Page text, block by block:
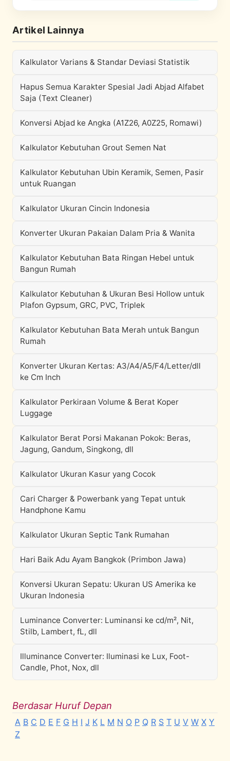
Artikel Lainnya
Kalkulator Varians & Standar Deviasi Statistik
Hapus Semua Karakter Spesial Jadi Abjad Alfabet
Saja (Text Cleaner)
Konversi Abjad ke Angka (A1Z26, A0Z25, Romawi)
Kalkulator Kebutuhan Grout Semen Nat
Kalkulator Kebutuhan Ubin Keramik, Semen, Pasir
untuk Ruangan
Kalkulator Ukuran Cincin Indonesia
Konverter Ukuran Pakaian Dalam Pria & Wanita
Kalkulator Kebutuhan Bata Ringan Hebel untuk
Bangun Rumah
Kalkulator Kebutuhan & Ukuran Besi Hollow untuk
Plafon Gypsum, GRC, PVC, Triplek
Kalkulator Kebutuhan Bata Merah untuk Bangun
Rumah
Konverter Ukuran Kertas: A3/A4/A5/F4/Letter/dll
ke Cm Inch
Kalkulator Perkiraan Volume & Berat Koper
Luggage
Kalkulator Berat Porsi Makanan Pokok: Beras,
Jagung, Gandum, Singkong, dll
Kalkulator Ukuran Kasur yang Cocok
Cari Charger & Powerbank yang Tepat untuk
Handphone Kamu
Kalkulator Ukuran Septic Tank Rumahan
Hari Baik Adu Ayam Bangkok (Primbon Jawa)
Konversi Ukuran Sepatu: Ukuran US Amerika ke
Ukuran Indonesia
Luminance Converter: Luminansi ke cd/m², Nit,
Stilb, Lambert, fL, dll
Illuminance Converter: Iluminasi ke Lux, Foot-
Candle, Phot, Nox, dll
Berdasar Huruf Depan
A B C D E F G H I J K L M N O P Q R S T U V W X Y
Z